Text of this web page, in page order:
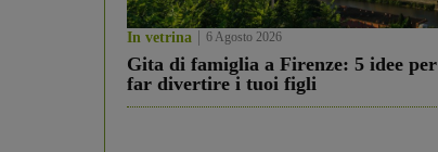
In vetrina 6 Agosto 2026
Gita di famiglia a Firenze: 5 idee per
far divertire i tuoi figli